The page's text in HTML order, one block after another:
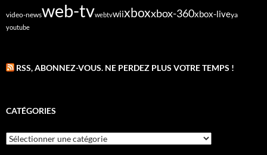
video-newsweb-tvwebtvwiixboxxbox-360xbox-liveya
youtube
RSS, ABONNEZ-VOUS. NE PERDEZ PLUS VOTRE TEMPS !
CATÉGORIES
Catégories